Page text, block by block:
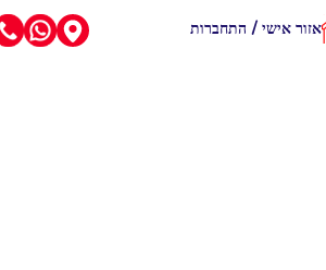
אזור אישי / התחברות